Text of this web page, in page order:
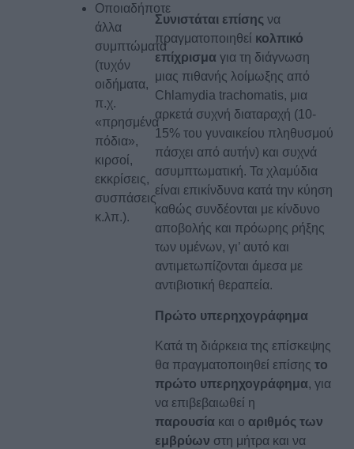
Οποιαδήποτε
άλλα
συμπτώματα
(τυχόν
οιδήματα,
π.χ.
«πρησμένα
πόδια»,
κιρσοί,
εκκρίσεις,
συσπάσεις
κ.λπ.).
Συνιστάται επίσηςνα
πραγματοποιηθεί κολπικό
επίχρισμαγια τη διάγνωση
μιας πιθανής λοίμωξης από
Chlamydia trachomatis, μια
αρκετά συχνή διαταραχή (10-
15% του γυναικείου πληθυσμού
πάσχει από αυτήν) και συχνά
ασυμπτωματική. Τα χλαμύδια
είναι επικίνδυνα κατά την κύηση
καθώς συνδέονται με κίνδυνο
αποβολής και πρόωρης ρήξης
των υμένων, γι’ αυτό και
αντιμετωπίζονται άμεσα με
αντιβιοτική θεραπεία.
Πρώτο υπερηχογράφημα
Κατά τη διάρκεια της επίσκεψης
θα πραγματοποιηθεί επίσηςτο
πρώτο υπερηχογράφημα, για
να επιβεβαιωθεί η
παρουσία και ο αριθμός των
εμβρύων στη μήτρα και να